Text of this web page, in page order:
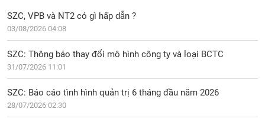
ETF
phiếu
chi
tiết
Tổng
quan
SZC, VPB và NT2 có gì hấp dẫn ?
03/08/2026 04:08
SZC: Thông báo thay đổi mô hình công ty và loại BCTC
31/07/2026 11:01
SZC: Báo cáo tình hình quản trị 6 tháng đầu năm 2026
28/07/2026 02:30
Ngành
(-)
VS-